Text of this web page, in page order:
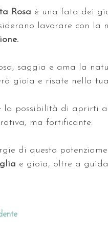
Rosa è una fata dei
lavorare con la
saggia e ama la
gioia e risate nella
la possibilità di aprirti
ma fortificante.
di questo
e gioia, oltre a guida